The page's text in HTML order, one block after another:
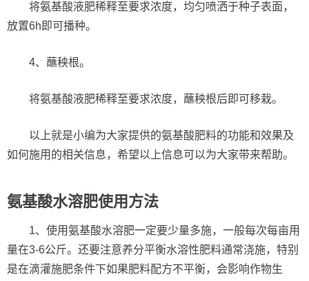
将氨基酸液肥稀释至要求浓度，均匀喷洒于种子表面，
放置6h即可播种。
4、蘸秧根。
将氨基酸液肥稀释至要求浓度，蘸秧根后即可移栽。
以上就是小编为大家提供的氨基酸肥料的功能和效果及
如何施用的相关信息，希望以上信息可以为大家带来帮助。
氨基酸水溶肥使用方法
1、使用氨基酸水溶肥一定要少量多施，一般每次每亩用
量在3-6公斤。还要注意养分平衡水溶性肥料通常浇施，特别
是在滴灌施肥条件下如果肥料配方不平衡，会影响作物生